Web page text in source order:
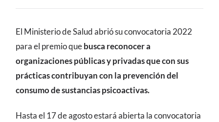
CONTENIDO
El Ministerio de Salud abrió su convocatoria 2022
para el premio quebusca reconocer a
organizaciones públicas y privadas que con sus
prácticas contribuyan con la prevención del
consumo de sustancias psicoactivas.
Hasta el 17 de agosto estará abierta la convocatoria